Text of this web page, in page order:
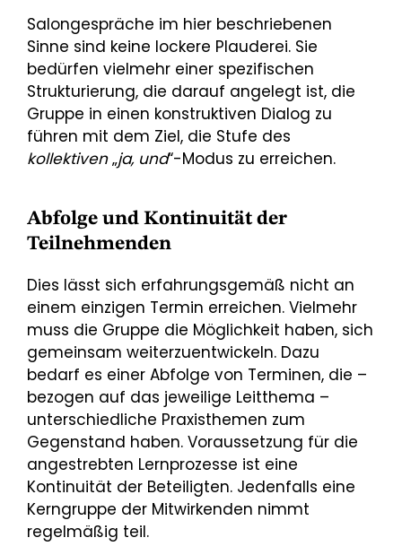
Salongespräche im hier beschriebenen
Sinne sind keine lockere Plauderei. Sie
bedürfen vielmehr einer spezifischen
Strukturierung, die darauf angelegt ist, die
Gruppe in einen konstruktiven Dialog zu
führen mit dem Ziel, die Stufe des
kollektiven„ja, und“-Modus zu erreichen.
Abfolge und Kontinuität der
Teilnehmenden
Dies lässt sich erfahrungsgemäß nicht an
einem einzigen Termin erreichen. Vielmehr
muss die Gruppe die Möglichkeit haben, sich
gemeinsam weiterzuentwickeln. Dazu
bedarf es einer Abfolge von Terminen, die –
bezogen auf das jeweilige Leitthema –
unterschiedliche Praxisthemen zum
Gegenstand haben. Voraussetzung für die
angestrebten Lernprozesse ist eine
Kontinuität der Beteiligten. Jedenfalls eine
Kerngruppe der Mitwirkenden nimmt
regelmäßig teil.